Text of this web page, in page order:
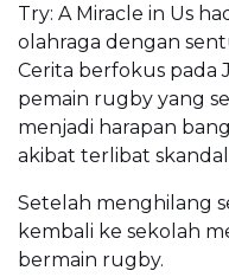
Try: A Miracle in Us
olahraga dengan
Cerita berfokus pada
pemain rugby yang
menjadi harapan
akibat terlibat
Setelah menghilang
kembali ke sekolah
bermain rugby.